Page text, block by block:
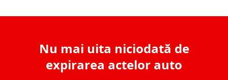
Nu mai uita niciodată de
expirarea actelor auto